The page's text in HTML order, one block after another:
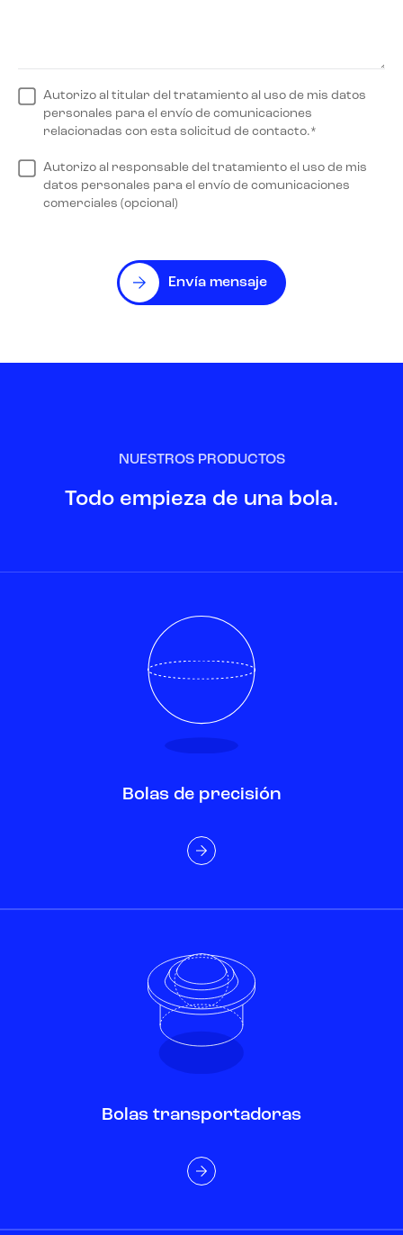
Autorizo al titular del tratamiento al uso de mis datos
personales para el envío de comunicaciones
relacionadas con esta solicitud de contacto.*
Autorizo al responsable del tratamiento el uso de mis
datos personales para el envío de comunicaciones
comerciales (opcional)
Envía mensaje
NUESTROS PRODUCTOS
Todo empieza de una bola.
Bolas de precisión
Bolas transportadoras